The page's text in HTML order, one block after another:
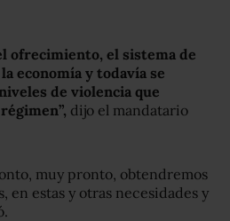
ofrecimiento, el sistema de
economía y todavía se
de violencia que
dijo el mandatario
muy pronto, obtendremos
en estas y otras necesidades y